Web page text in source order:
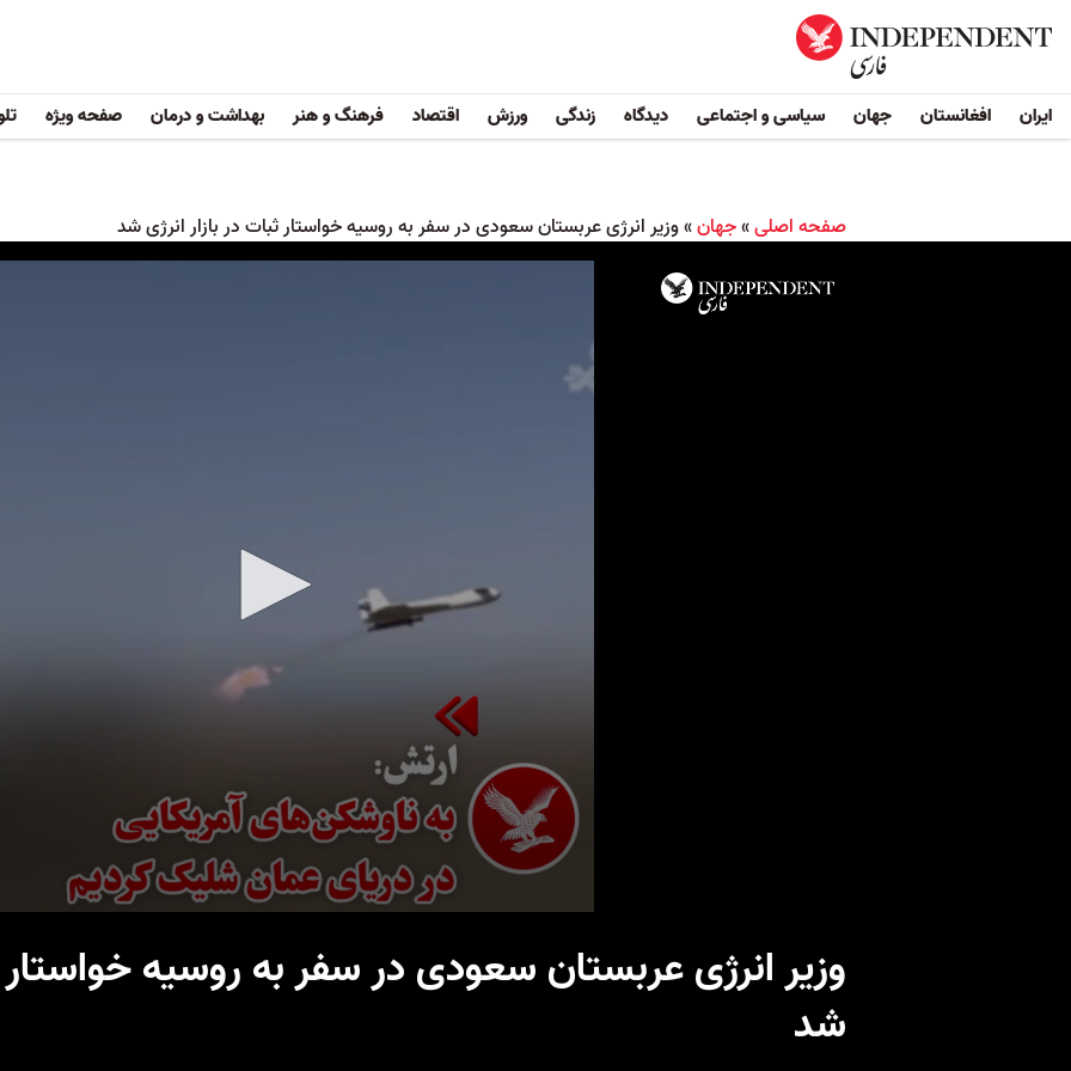
ایران افغانستان جهان سیاسی و اجتماعی دیدگاه زندگی ورزش اقتصاد فرهنگ و هنر بهداشت و درمان صفحه ویژه
صفحه اصلی»جهان»وزیر انرژی عربستان سعودی در سفر به روسیه خواستار ثبات در بازار انرژی شد
وزیر انرژی عربستان سعودی در سفر به روسیه خواستار
شد